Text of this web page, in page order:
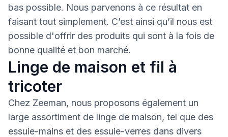
bas possible. Nous parvenons à ce résultat en
faisant tout simplement. C’est ainsi qu’il nous est
possible d'offrir des produits qui sont à la fois de
bonne qualité et bon marché.
Linge de maison et fil à
tricoter
Chez Zeeman, nous proposons également un
large assortiment de linge de maison, tel que des
essuie-mains et des essuie-verres dans divers